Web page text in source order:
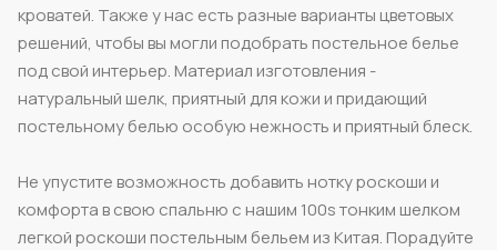
кроватей. Также у нас есть разные варианты цветовых
решений, чтобы вы могли подобрать постельное белье
под свой интерьер. Материал изготовления -
натуральный шелк, приятный для кожи и придающий
постельному белью особую нежность и приятный блеск.
Не упустите возможность добавить нотку роскоши и
комфорта в свою спальню с нашим 100s тонким шелком
легкой роскоши постельным бельем из Китая. Порадуйте